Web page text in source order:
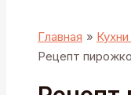
Главная
Рецепт